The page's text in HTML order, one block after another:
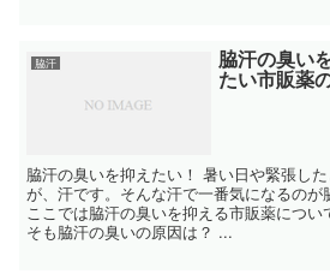
脇汗 脇汗の臭い
たい市販薬
脇汗の臭いを抑えたい！ 暑い日や緊張し
が、汗です。そんな汗で一番気になるのが
ここでは脇汗の臭いを抑える市販薬につい
そも脇汗の臭いの原因は？ ...